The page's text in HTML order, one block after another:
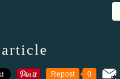
Repost 0